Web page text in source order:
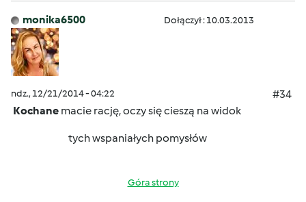
monika6500 Dołączył : 10.03.2013
ndz., 12/21/2014 - 04:22
#34
Kochane macie rację, oczy się cieszą na widok
tych wspaniałych pomysłów
Góra strony